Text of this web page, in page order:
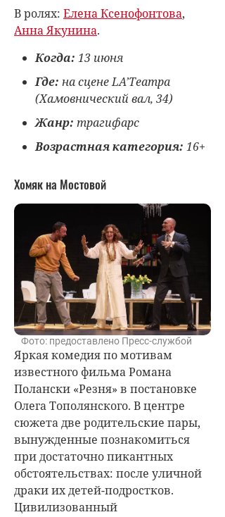
В ролях: Елена Ксенофонтова,
Анна Якунина.
Когда: 13 июня
Где: на сцене LA’Театра
(Хамовнический вал, 34)
Жанр: трагифарс
Возрастная категория: 16+
Хомяк на Мостовой
Фото: предоставлено Пресс-службой
Яркая комедия по мотивам
известного фильма Романа
Полански «Резня» в постановке
Олега Тополянского. В центре
сюжета две родительские пары,
вынужденные познакомиться
при достаточно пикантных
обстоятельствах: после уличной
драки их детей-подростков.
Цивилизованный